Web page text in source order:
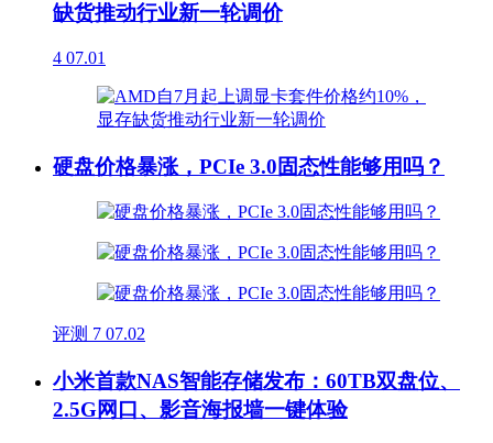
缺货推动行业新一轮调价
4 07.01
硬盘价格暴涨，PCIe 3.0固态性能够用吗？
评测 7 07.02
小米首款NAS智能存储发布：60TB双盘位、
2.5G网口、影音海报墙一键体验